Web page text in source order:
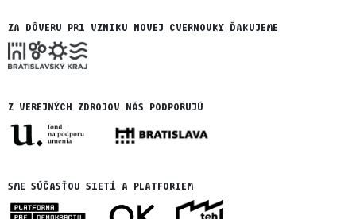
ZA DÔVERU PRI VZNIKU NOVEJ CVERNOVKY ĎAKUJEME
Z VEREJNÝCH ZDROJOV NÁS PODPORUJÚ
SME SÚČASŤOU SIETÍ A PLATFORIEM